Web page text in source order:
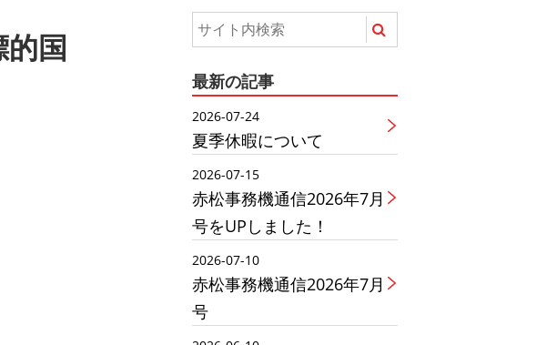
国
最新の記事
2026-07-24
夏季休暇について
2026-07-15
赤松事務機通信2026年7月
号をUPしました！
2026-07-10
赤松事務機通信2026年7月
号